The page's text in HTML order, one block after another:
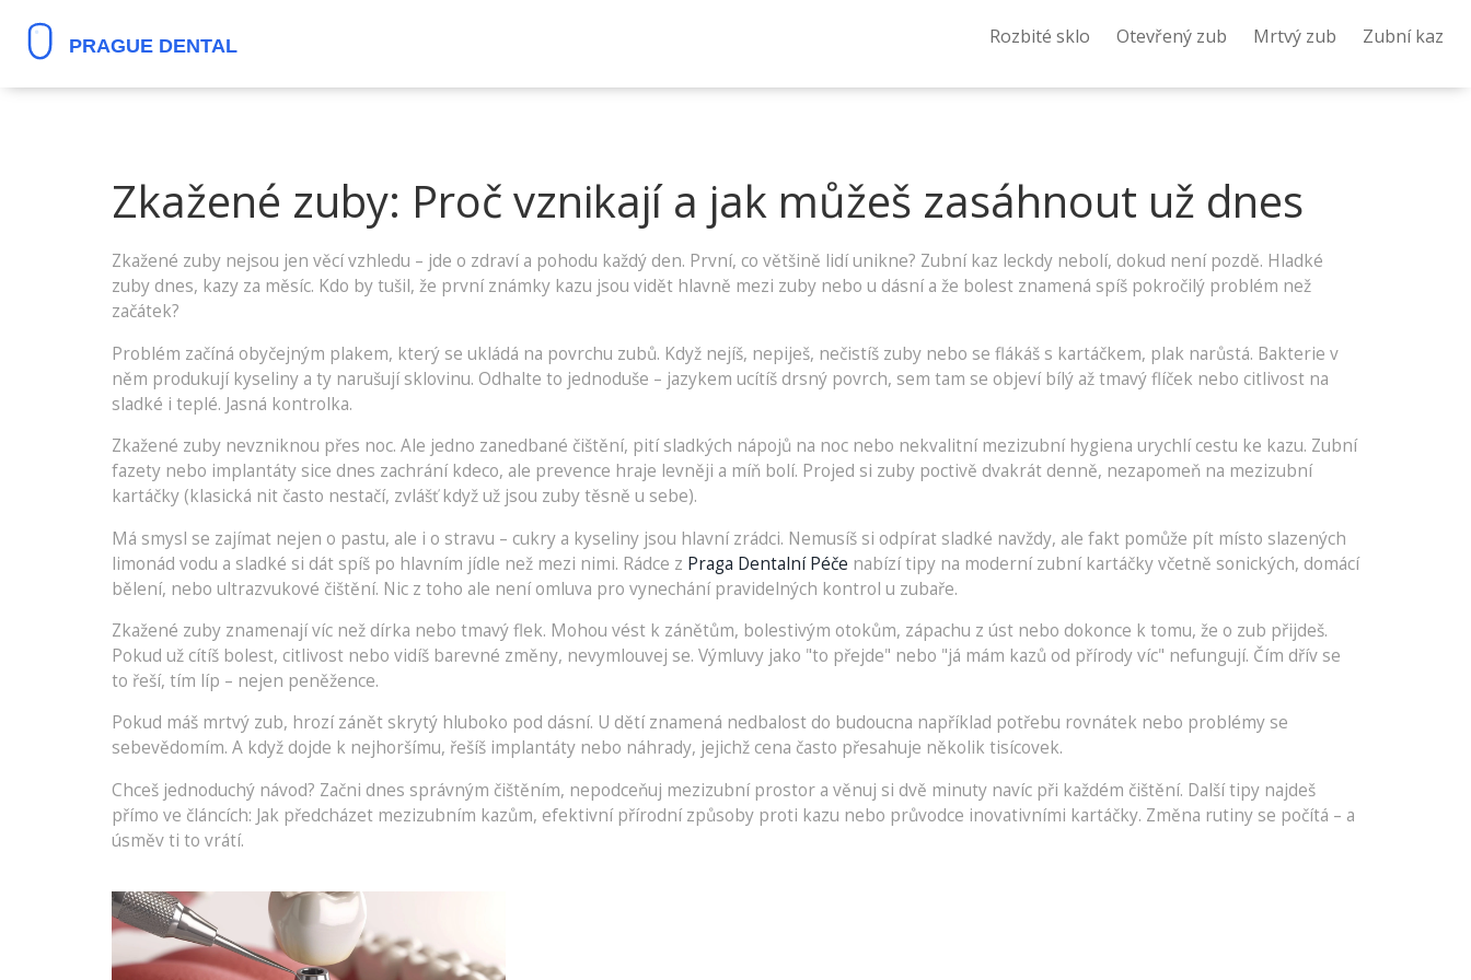
Rozbité sklo Otevřený zub Mrtvý zub Zubní kaz
Zkažené zuby: Proč vznikají a jak můžeš zasáhnout už dnes
Zkažené zuby nejsou jen věcí vzhledu – jde o zdraví a pohodu každý den. První, co většině lidí unikne? Zubní kaz leckdy nebolí, dokud není pozdě. Hladké
zuby dnes, kazy za měsíc. Kdo by tušil, že první známky kazu jsou vidět hlavně mezi zuby nebo u dásní a že bolest znamená spíš pokročilý problém než
začátek?
Problém začíná obyčejným plakem, který se ukládá na povrchu zubů. Když nejíš, nepiješ, nečistíš zuby nebo se flákáš s kartáčkem, plak narůstá. Bakterie v
něm produkují kyseliny a ty narušují sklovinu. Odhalte to jednoduše – jazykem ucítíš drsný povrch, sem tam se objeví bílý až tmavý flíček nebo citlivost na
sladké i teplé. Jasná kontrolka.
Zkažené zuby nevzniknou přes noc. Ale jedno zanedbané čištění, pití sladkých nápojů na noc nebo nekvalitní mezizubní hygiena urychlí cestu ke kazu. Zubní
fazety nebo implantáty sice dnes zachrání kdeco, ale prevence hraje levněji a míň bolí. Projed si zuby poctivě dvakrát denně, nezapomeň na mezizubní
kartáčky (klasická nit často nestačí, zvlášť když už jsou zuby těsně u sebe).
Má smysl se zajímat nejen o pastu, ale i o stravu – cukry a kyseliny jsou hlavní zrádci. Nemusíš si odpírat sladké navždy, ale fakt pomůže pít místo slazených
limonád vodu a sladké si dát spíš po hlavním jídle než mezi nimi. Rádce z Praga Dentalní Péče nabízí tipy na moderní zubní kartáčky včetně sonických, domácí
bělení, nebo ultrazvukové čištění. Nic z toho ale není omluva pro vynechání pravidelných kontrol u zubaře.
Zkažené zuby znamenají víc než dírka nebo tmavý flek. Mohou vést k zánětům, bolestivým otokům, zápachu z úst nebo dokonce k tomu, že o zub přijdeš.
Pokud už cítíš bolest, citlivost nebo vidíš barevné změny, nevymlouvej se. Výmluvy jako "to přejde" nebo "já mám kazů od přírody víc" nefungují. Čím dřív se
to řeší, tím líp – nejen peněžence.
Pokud máš mrtvý zub, hrozí zánět skrytý hluboko pod dásní. U dětí znamená nedbalost do budoucna například potřebu rovnátek nebo problémy se
sebevědomím. A když dojde k nejhoršímu, řešíš implantáty nebo náhrady, jejichž cena často přesahuje několik tisícovek.
Chceš jednoduchý návod? Začni dnes správným čištěním, nepodceňuj mezizubní prostor a věnuj si dvě minuty navíc při každém čištění. Další tipy najdeš
přímo ve článcích: Jak předcházet mezizubním kazům, efektivní přírodní způsoby proti kazu nebo průvodce inovativními kartáčky. Změna rutiny se počítá – a
úsměv ti to vrátí.